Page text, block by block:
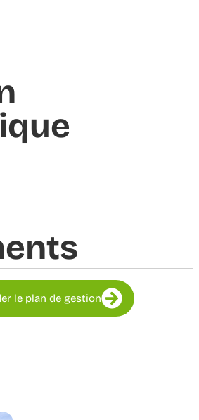
le plan de gestion